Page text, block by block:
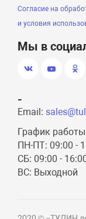
Согласие на
и условия
Мы в
-
Email:
График
ПН-ПТ: 09:00 -
СБ: 09:00 -
ВС: Выходной